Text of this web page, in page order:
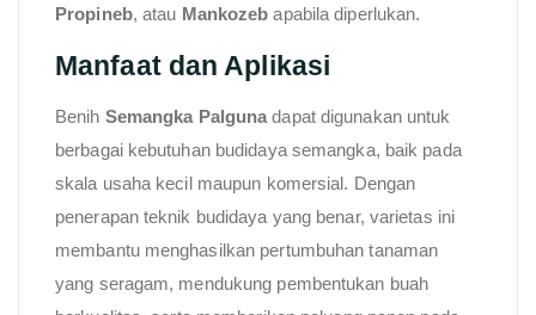
Propineb, atau Mankozeb apabila diperlukan.
Manfaat dan Aplikasi
Benih Semangka Palguna dapat digunakan untuk
berbagai kebutuhan budidaya semangka, baik pada
skala usaha kecil maupun komersial. Dengan
penerapan teknik budidaya yang benar, varietas ini
membantu menghasilkan pertumbuhan tanaman
yang seragam, mendukung pembentukan buah